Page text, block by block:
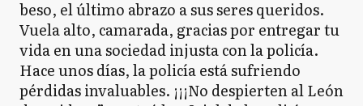
beso, el último abrazo a sus seres queridos.
Vuela alto, camarada, gracias por entregar tu
vida en una sociedad injusta con la policía.
Hace unos días, la policía está sufriendo
pérdidas invaluables. ¡¡¡No despierten al León